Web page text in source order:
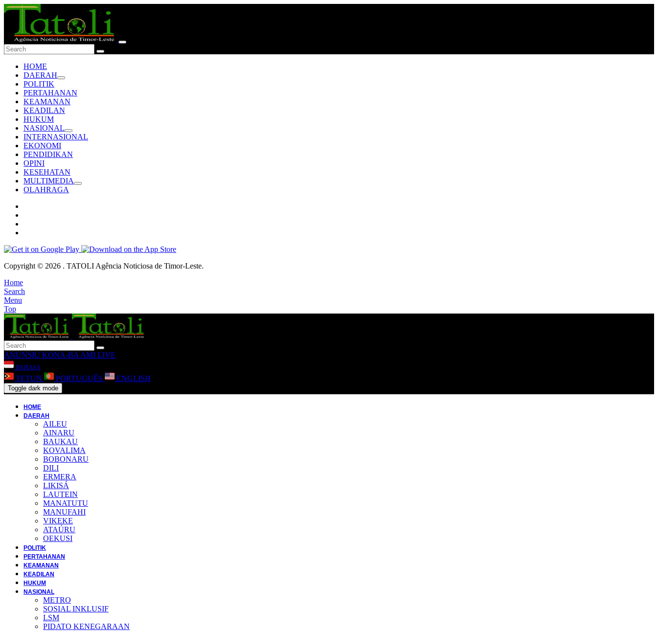
HOME
DAERAH
POLITIK
PERTAHANAN
KEAMANAN
KEADILAN
HUKUM
NASIONAL
INTERNASIONAL
EKONOMI
PENDIDIKAN
OPINI
KESEHATAN
MULTIMEDIA
OLAHRAGA
Copyright © 2026 . TATOLI Agência Noticiosa de Timor-Leste.
Home
Search
Menu
Top
ANUNSIU KONA-BA AMI LIVE
BAHASA
TETUN PORTUGUÊS ENGLISH
Toggle dark mode
HOME
DAERAH
AILEU
AINARU
BAUKAU
KOVALIMA
BOBONARU
DILI
ERMERA
LIKISÁ
LAUTEIN
MANATUTU
MANUFAHI
VIKEKE
ATAÚRU
OEKUSI
POLITIK
PERTAHANAN
KEAMANAN
KEADILAN
HUKUM
NASIONAL
METRO
SOSIAL INKLUSIF
LSM
PIDATO KENEGARAAN